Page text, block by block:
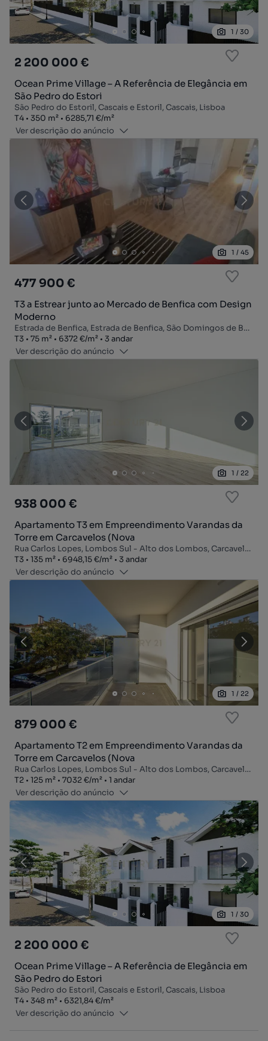
1 / 30
2 200 000 €
Ocean Prime Village – A Referência de Elegância em
São Pedro do Estori
São Pedro do Estoril, Cascais e Estoril, Cascais, Lisboa
Tipologia
T4
Zona350 m²
Preço por metro quadrado
6285,71 €/m²
Ver descrição do anúncio
1 / 45
477 900 €
T3 a Estrear junto ao Mercado de Benfica com Design
Moderno
Estrada de Benfica, Estrada de Benfica, São Domingos de Benfica, Lisboa, Lisboa
Tipologia
T3
Zona75 m²
Preço por metro quadrado
6372 €/m²
Andar
3 andar
Ver descrição do anúncio
1 / 22
938 000 €
Apartamento T3 em Empreendimento Varandas da
Torre em Carcavelos (Nova
Rua Carlos Lopes, Lombos Sul - Alto dos Lombos, Carcavelos e Parede, Cascais, Lisboa
Tipologia
T3
Zona135 m²
Preço por metro quadrado
6948,15 €/m²
Andar
3 andar
Ver descrição do anúncio
1 / 22
879 000 €
Apartamento T2 em Empreendimento Varandas da
Torre em Carcavelos (Nova
Rua Carlos Lopes, Lombos Sul - Alto dos Lombos, Carcavelos e Parede, Cascais, Lisboa
Tipologia
T2
Zona125 m²
Preço por metro quadrado
7032 €/m²
Andar
1 andar
Ver descrição do anúncio
1 / 30
2 200 000 €
Ocean Prime Village – A Referência de Elegância em
São Pedro do Estori
São Pedro do Estoril, Cascais e Estoril, Cascais, Lisboa
Tipologia
T4
Zona348 m²
Preço por metro quadrado
6321,84 €/m²
Ver descrição do anúncio